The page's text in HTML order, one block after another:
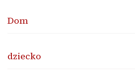
Dom
dziecko